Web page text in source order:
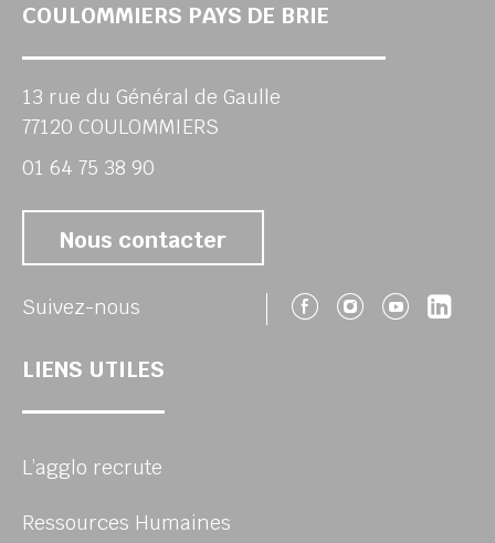
COULOMMIERS PAYS DE BRIE
13 rue du Général de Gaulle
77120 COULOMMIERS
01 64 75 38 90
Nous contacter
Suivez-nous Suivez-nous
Suivez-
LIENS UTILES
L’agglo recrute
Ressources Humaines